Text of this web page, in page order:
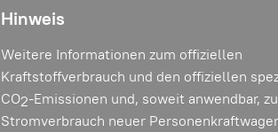
Hinweis
Weitere Informationen zum offiziellen
Kraftstoffverbrauch und den offiziellen
CO2-Emissionen und, soweit anwendbar,
Stromverbrauch neuer